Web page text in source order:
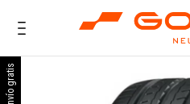
Envío gratis